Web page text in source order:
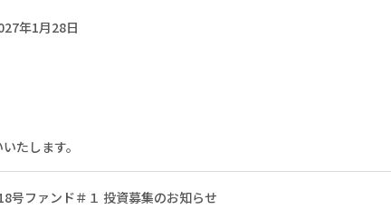
年1月28日
たします。
号ファンド＃１ 投資募集のお知らせ